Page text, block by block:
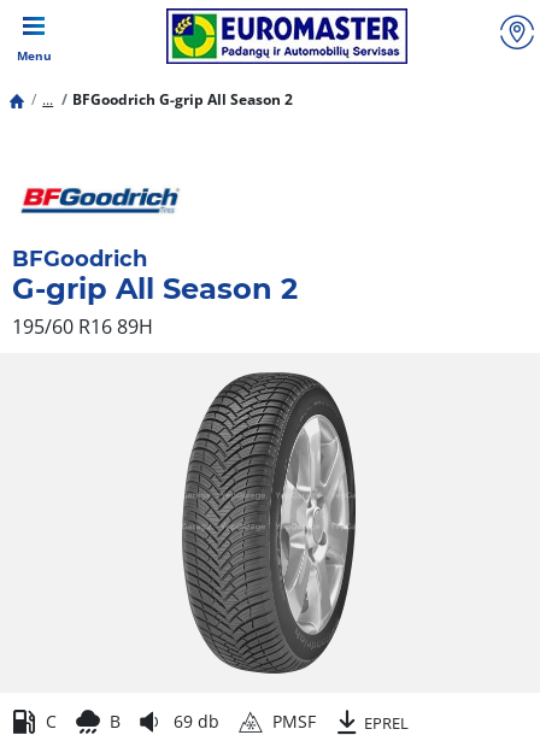
Menu
... BFGoodrich G-grip All Season 2
BFGoodrich
G-grip All Season 2
195/60 R16 89H
C B 69 db PMSF EPREL